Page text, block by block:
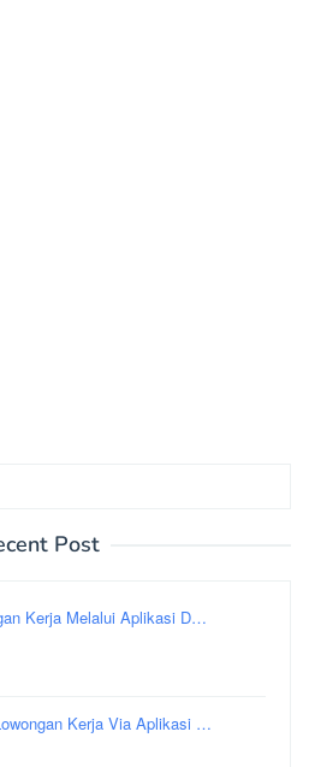
Post
Kerja Melalui Aplikasi D…
Kerja Via Aplikasi …